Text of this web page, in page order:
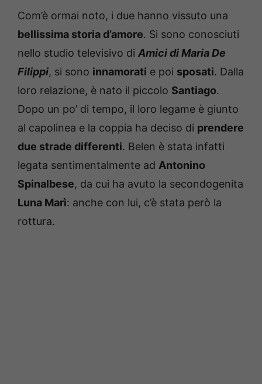
Com’è ormai noto, i due hanno vissuto una
bellissima storia d’amore. Si sono conosciuti
nello studio televisivo di Amici di Maria De
Filippi, si sono innamorati e poi sposati. Dalla
loro relazione, è nato il piccolo Santiago.
Dopo un po’ di tempo, il loro legame è giunto
al capolinea e la coppia ha deciso di prendere
due strade differenti. Belen è stata infatti
legata sentimentalmente ad Antonino
Spinalbese, da cui ha avuto la secondogenita
Luna Marì: anche con lui, c’è stata però la
rottura.